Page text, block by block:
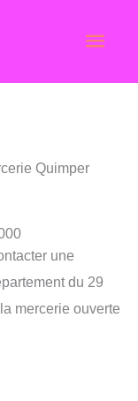
Quimper
une
du 29
mercerie ouverte